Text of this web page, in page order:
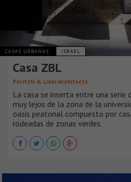
CASAS URBANAS ISRAEL
Casa ZBL
Paritzki & Liani Architects
La casa se inserta entre una serie
muy lejos de la zona de la
oasis peatonal compuesto por
rodeadas de zonas verdes.